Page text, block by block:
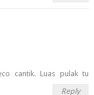
cantik. Luas pulak tu
Reply